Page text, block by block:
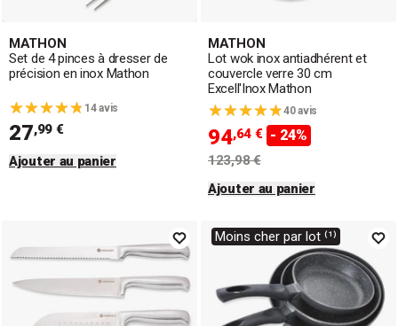
MATHON
Set de 4 pinces à dresser de
précision en inox Mathon
14 avis
27,99 €
Ajouter au panier
MATHON
Lot wok inox antiadhérent et
couvercle verre 30 cm
Excell'Inox Mathon
40 avis
94,64 € - 24%
123,98 €
Ajouter au panier
Moins cher par lot ⁽¹⁾